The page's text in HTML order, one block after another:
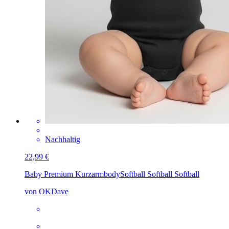
Nachhaltig
22,99 €
Baby Premium KurzarmbodySoftball Softball Softball
von OKDave